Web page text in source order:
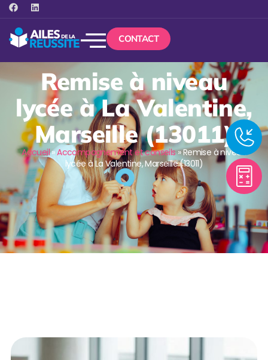
CONTACT
Remise à niveau
lycée à La Valentine,
Marseille (13011)
Accueil»Accompagnement et conseils»Remise à niveau
lycée à La Valentine, Marseille (13011)